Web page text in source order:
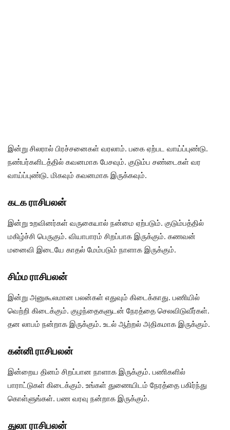
இன்று சிலரால் பிரச்சனைகள் வரலாம். பகை ஏற்பட வாய்ப்புண்டு.
நண்பர்களிடத்தில் கவனமாக பேசவும். குடும்ப சண்டைகள் வர
வாய்ப்புண்டு. மிகவும் கவனமாக இருக்கவும்.
கடக ராசிபலன்
இன்று உறவினர்கள் வருகையால் நன்மை ஏற்படும். குடும்பத்தில்
மகிழ்ச்சி பெருகும். வியாபாரம் சிறப்பாக இருக்கும். கணவன்
மனைவி இடையே காதல் மேம்படும் நாளாக இருக்கும்.
சிம்ம ராசிபலன்
இன்று அனுகூலமான பலன்கள் எதுவும் கிடைக்காது. பணியில்
வெற்றி கிடைக்கும். குழந்தைகளுடன் நேரத்தை செலவிடுவீர்கள்.
தன லாபம் நன்றாக இருக்கும். உடல் ஆற்றல் அதிகமாக இருக்கும்.
கன்னி ராசிபலன்
இன்றைய தினம் சிறப்பான நாளாக இருக்கும். பணிகளில்
பாராட்டுகள் கிடைக்கும். உங்கள் துணையிடம் நேரத்தை பகிர்ந்து
கொள்ளுங்கள். பண வரவு நன்றாக இருக்கும்.
துலா ராசிபலன்